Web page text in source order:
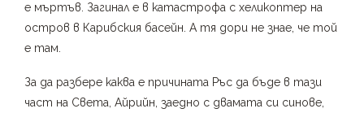
е мъртъв. Загинал е в катастрофа с хеликоптер на
остров в Карибския басейн. А тя дори не знае, че той
е там.
За да разбере каква е причината Ръс да бъде в тази
част на Света, Айрийн, заедно с двамата си синове,